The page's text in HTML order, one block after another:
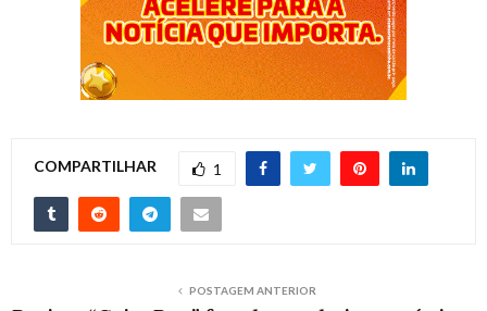
COMPARTILHAR 1
POSTAGEM ANTERIOR